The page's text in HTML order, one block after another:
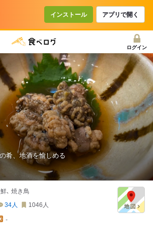
インストール アプリで開く
ログイン
肴、地酒を愉しめる
､ 焼き鳥
34人 1046 人
-
コースで使えるクーポン
ーポンを利用せず予約する